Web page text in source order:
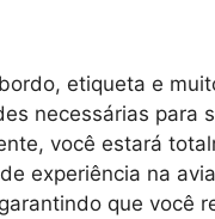
etiqueta e
necessárias para
você estará
experiência na
que você